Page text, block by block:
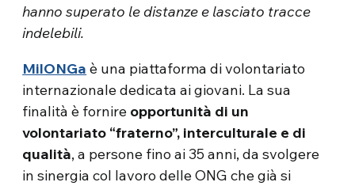
hanno superato le distanze e lasciato tracce
indelebili.
MilONGa è una piattaforma di volontariato
internazionale dedicata ai giovani. La sua
finalità è fornire opportunità di un
volontariato “fraterno”, interculturale e di
qualità, a persone fino ai 35 anni, da svolgere
in sinergia col lavoro delle ONG che già si